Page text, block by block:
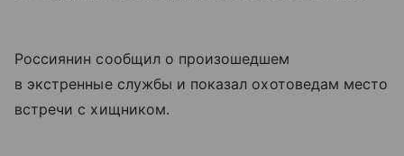
Россиянин сообщил о произошедшем
в экстренные службы и показал охотоведам место
встречи с хищником.